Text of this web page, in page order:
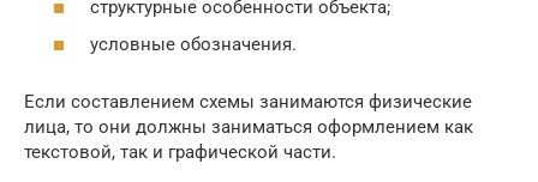
структурные особенности объекта;
условные обозначения.
Если составлением схемы занимаются физические
лица, то они должны заниматься оформлением как
текстовой, так и графической части.